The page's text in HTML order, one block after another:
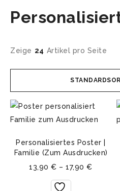
Zeige 24 Artikel pro Seite
Personalisiertes Poster |
Familie (Zum Ausdrucken)
13,90€ –17,90€